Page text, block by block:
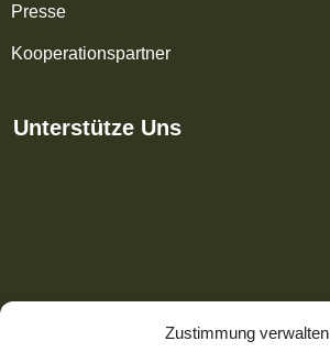
Zustimmung verwalten
Presse
Kooperationspartner
Unterstütze Uns